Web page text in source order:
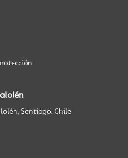
Santiago. Chile